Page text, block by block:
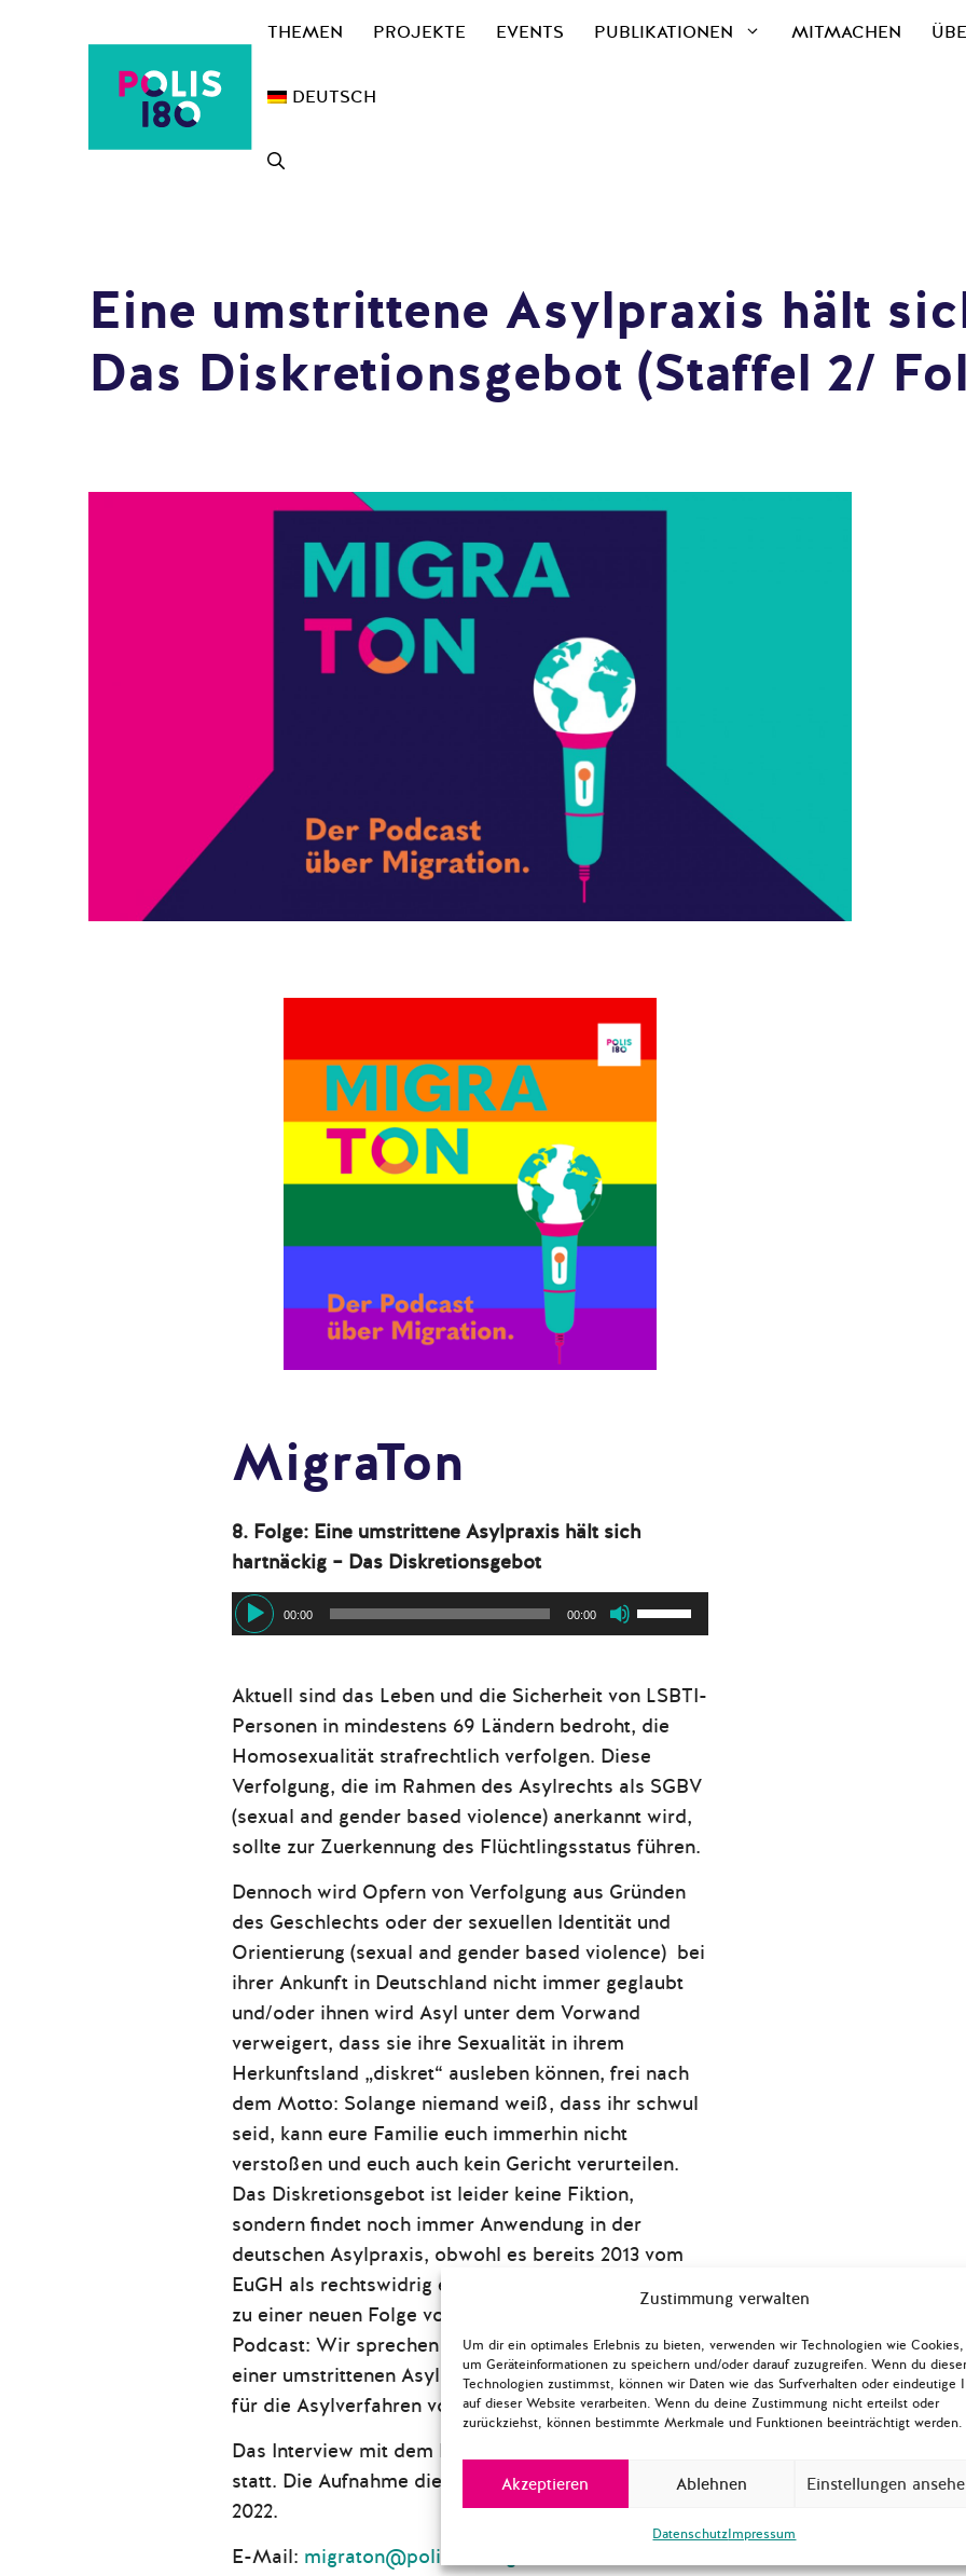
Zustimmung verwalten
Um dir ein optimales Erlebnis zu bieten, verwenden wir Technologien wie Cookies,
um Geräteinformationen zu speichern und/oder darauf zuzugreifen. Wenn du
Technologien zustimmst, können wir Daten wie das Surfverhalten oder eindeutige
auf dieser Website verarbeiten. Wenn du deine Zustimmung nicht erteilst oder
zurückziehst, können bestimmte Merkmale und Funktionen beeinträchtigt werden.
Akzeptieren Ablehnen Einstellungen
DatenschutzImpressum
THEMEN PROJEKTE EVENTS PUBLIKATIONEN MITMACHEN
DEUTSCH
Eine umstrittene Asylpraxis hält
Das Diskretionsgebot (Staffel 2/
MigraTon
8. Folge: Eine umstrittene Asylpraxis hält sich
hartnäckig – Das Diskretionsgebot
Audio-
Player
00:00 00:00
Pfeiltasten
Hoch/Runter
um
die
Lautstärke
zu
regeln.
Aktuell sind das Leben und die Sicherheit von LSBTI-
Personen in mindestens 69 Ländern bedroht, die
Homosexualität strafrechtlich verfolgen. Diese
Verfolgung, die im Rahmen des Asylrechts als SGBV
(sexual and gender based violence) anerkannt wird,
sollte zur Zuerkennung des Flüchtlingsstatus führen.
Dennoch wird Opfern von Verfolgung aus Gründen
des Geschlechts oder der sexuellen Identität und
Orientierung (sexual and gender based violence) bei
ihrer Ankunft in Deutschland nicht immer geglaubt
und/oder ihnen wird Asyl unter dem Vorwand
verweigert, dass sie ihre Sexualität in ihrem
Herkunftsland „diskret“ ausleben können, frei nach
dem Motto: Solange niemand weiß, dass ihr schwul
seid, kann eure Familie euch immerhin nicht
verstoßen und euch auch kein Gericht verurteilen.
Das Diskretionsgebot ist leider keine Fiktion,
sondern findet noch immer Anwendung in der
deutschen Asylpraxis, obwohl es bereits 2013 vom
EuGH als rechtswidrig erklärt wurde. Willkommen
zu einer neuen Folge von MigraTon, dem Polis180-
Podcast: Wir sprechen heute vom Diskretionsgebot,
einer umstrittenen Asylpraxis und ihrer Bedeutung
für die Asylverfahren von LSBTI-Geflüchteten.
Das Interview mit dem LSVD fand am 12. Mai 2022
statt. Die Aufnahme dieser Folge entstand am 11. Juli
2022.
E-Mail: migraton@polis180.org